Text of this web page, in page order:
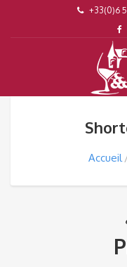
+33(0)6
Accueil